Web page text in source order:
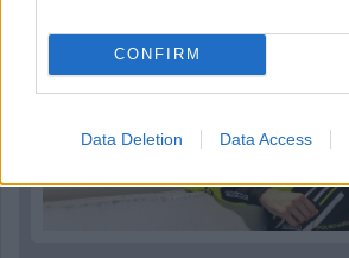
CONFIRM
Data Deletion Data Access